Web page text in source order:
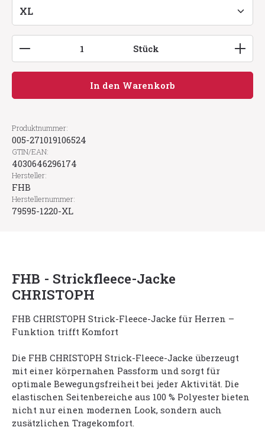
Produkt Anzahl: Gib den gewünschten Wert
Stück
In den Warenkorb
Produktnummer:
005-271019106524
GTIN/EAN:
4030646296174
Hersteller:
FHB
Herstellernummer:
79595-1220-XL
FHB - Strickfleece-Jacke
CHRISTOPH
FHB CHRISTOPH Strick-Fleece-Jacke für Herren –
Funktion trifft Komfort
Die FHB CHRISTOPH Strick-Fleece-Jacke überzeugt
mit einer körpernahen Passform und sorgt für
optimale Bewegungsfreiheit bei jeder Aktivität. Die
elastischen Seitenbereiche aus 100 % Polyester bieten
nicht nur einen modernen Look, sondern auch
zusätzlichen Tragekomfort.